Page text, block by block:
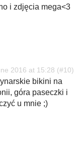
i zdjęcia mega<3
2016 at 15:28
bikini na
góra paseczki i
u mnie ;)